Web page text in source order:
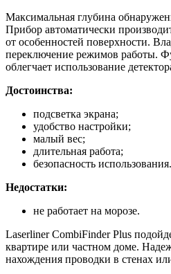
Максимальная глубина
Прибор автоматически
от особенностей поверхности.
переключение режимов работы.
облегчает использование
Достоинства:
подсветка экрана;
удобство настройки;
малый вес;
длительная работа;
безопасность использования.
Недостатки:
не работает на морозе.
Laserliner CombiFinder Plus
квартире или частном доме.
нахождения проводки в стенах